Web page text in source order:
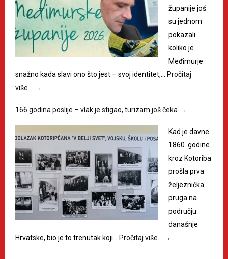
županije još
su jednom
pokazali
koliko je
Međimurje
snažno kada slavi ono što jest – svoj identitet,… Pročitaj
više… →
166 godina poslije – vlak je stigao, turizam još čeka →
Kad je davne
1860. godine
kroz Kotoriba
prošla prva
željeznička
pruga na
području
današnje
Hrvatske, bio je to trenutak koji… Pročitaj više… →